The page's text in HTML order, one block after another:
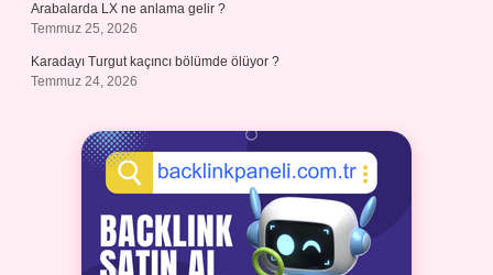
Arabalarda LX ne anlama gelir ?
Temmuz 25, 2026
Karadayı Turgut kaçıncı bölümde ölüyor ?
Temmuz 24, 2026